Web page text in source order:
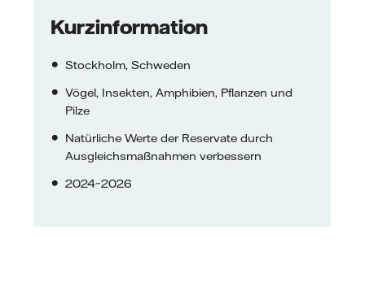
Kurzinformation
Stockholm, Schweden
Vögel, Insekten, Amphibien, Pflanzen und
Pilze
Natürliche Werte der Reservate durch
Ausgleichsmaßnahmen verbessern
2024–2026